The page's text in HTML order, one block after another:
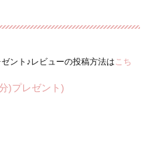
ント♪レビューの投稿方法はこち
)プレゼント)